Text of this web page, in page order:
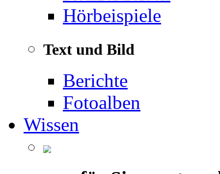
Hörbeispiele
Text und Bild
Berichte
Fotoalben
Wissen